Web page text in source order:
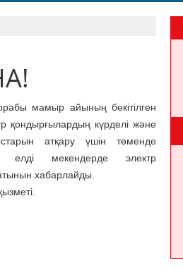
мамыр айының бекітілген
қондырғылардың күрделі және
атқару үшін төменде
елді мекендерде электр
хабарлайды.